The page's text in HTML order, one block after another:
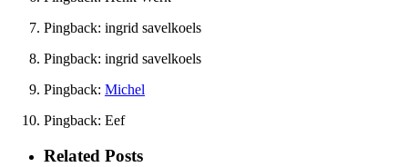
Pingback: ingrid savelkoels
Pingback: ingrid savelkoels
Pingback: Michel
Pingback: Eef
Related Posts